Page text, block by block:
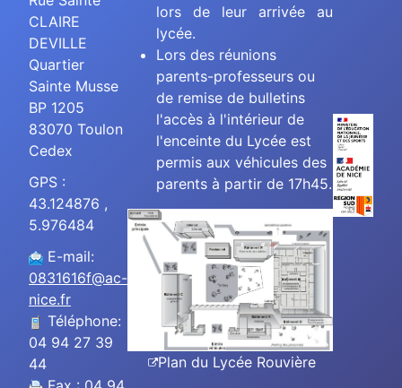
CLAIRE
DEVILLE
Quartier
Sainte Musse
BP 1205
83070 Toulon
Cedex
GPS :
43.124876 ,
5.976484
E-mail:
0831616f@ac-
nice.fr
Téléphone:
04 94 27 39
44
lors de leur arrivée au
lycée.
Lors des réunions
parents-professeurs ou
de remise de bulletins
l'accès à l'intérieur de
l'enceinte du Lycée est
permis aux véhicules des
parents à partir de 17h45.
Plan du Lycée Rouvière